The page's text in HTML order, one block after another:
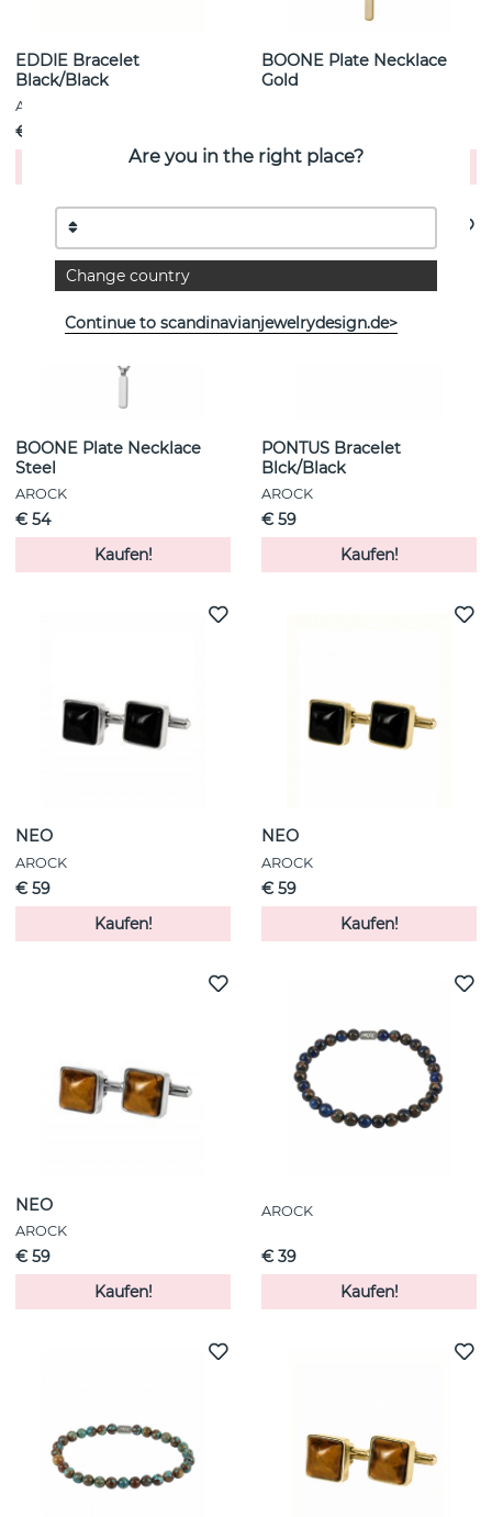
EDDIE Bracelet
Black/Black
AROCK
€ 44
Kaufen!
BOONE Plate Necklace
Gold
Kaufen!
BOONE Plate Necklace
Steel
AROCK
€ 54
Kaufen!
PONTUS Bracelet
Blck/Black
AROCK
€ 59
Kaufen!
NEO
AROCK
€ 59
Kaufen!
NEO
AROCK
€ 59
Kaufen!
NEO
AROCK
€ 59
Kaufen!
AROCK
€ 39
Kaufen!
Are you in the right place?
Change country
Continue to scandinavianjewelrydesign.de>